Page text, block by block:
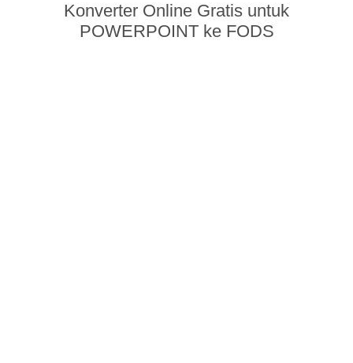
Konverter Online Gratis untuk
POWERPOINT ke FODS